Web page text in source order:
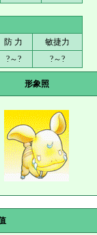
防 力
敏捷力
?～? ?～?
形象照